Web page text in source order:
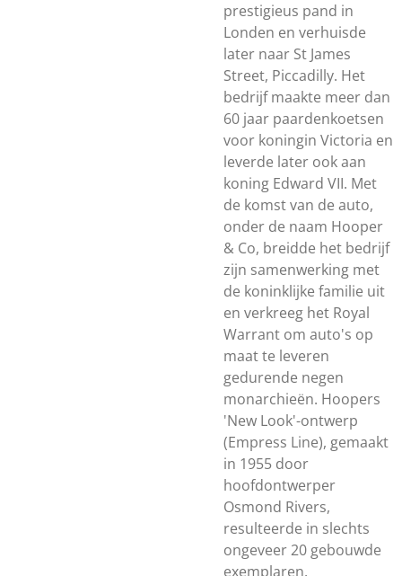
prestigieus pand in
Londen en verhuisde
later naar St James
Street, Piccadilly. Het
bedrijf maakte meer dan
60 jaar paardenkoetsen
voor koningin Victoria en
leverde later ook aan
koning Edward VII. Met
de komst van de auto,
onder de naam Hooper
& Co, breidde het bedrijf
zijn samenwerking met
de koninklijke familie uit
en verkreeg het Royal
Warrant om auto's op
maat te leveren
gedurende negen
monarchieën. Hoopers
'New Look'-ontwerp
(Empress Line), gemaakt
in 1955 door
hoofdontwerper
Osmond Rivers,
resulteerde in slechts
ongeveer 20 gebouwde
exemplaren.